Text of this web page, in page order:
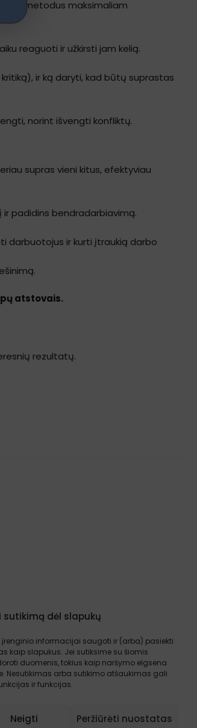
sutikimą dėl slapukų
įrenginio informacijai saugoti ir (arba) pasiekti
kaip slapukus. Jei sutiksime su šiomis
duomenis, tokius kaip naršymo elgsena
Nesutikimas arba sutikimo atšaukimas gali
ir funkcijas.
Neigti Peržiūrėti nuostatas
metodus maksimaliam
reaguoti ir užkirsti jam kelią.
ir ką daryti, kad būtų suprastas
norint išvengti konfliktų.
supras vieni kitus, efektyviau
padidins bendradarbiavimą.
darbuotojus ir kurti įtraukią darbo
atstovais.
rezultatų.